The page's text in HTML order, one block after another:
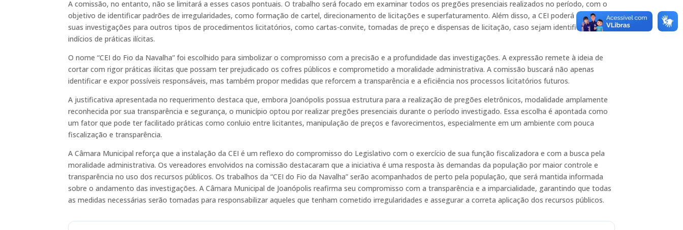
A comissão, no entanto, não se limitará a esses casos pontuais. O trabalho será focado em examinar todos os pregões presenciais realizados no período, com o
objetivo de identificar padrões de irregularidades, como formação de cartel, direcionamento de licitações e superfaturamento. Além disso, a CEI poderá expandir
suas investigações para outros tipos de procedimentos licitatórios, como cartas-convite, tomadas de preço e dispensas de licitação, caso sejam identificados
indícios de práticas ilícitas.
O nome “CEI do Fio da Navalha” foi escolhido para simbolizar o compromisso com a precisão e a profundidade das investigações. A expressão remete à ideia de
cortar com rigor práticas ilícitas que possam ter prejudicado os cofres públicos e comprometido a moralidade administrativa. A comissão buscará não apenas
identificar e expor possíveis responsáveis, mas também propor medidas que reforcem a transparência e a eficiência nos processos licitatórios futuros.
A justificativa apresentada no requerimento destaca que, embora Joanópolis possua estrutura para a realização de pregões eletrônicos, modalidade amplamente
reconhecida por sua transparência e segurança, o município optou por realizar pregões presenciais durante o período investigado. Essa escolha é apontada como
um fator que pode ter facilitado práticas como conluio entre licitantes, manipulação de preços e favorecimentos, especialmente em um ambiente com pouca
fiscalização e transparência.
A Câmara Municipal reforça que a instalação da CEI é um reflexo do compromisso do Legislativo com o exercício de sua função fiscalizadora e com a busca pela
moralidade administrativa. Os vereadores envolvidos na comissão destacaram que a iniciativa é uma resposta às demandas da população por maior controle e
transparência no uso dos recursos públicos. Os trabalhos da “CEI do Fio da Navalha” serão acompanhados de perto pela população, que será mantida informada
sobre o andamento das investigações. A Câmara Municipal de Joanópolis reafirma seu compromisso com a transparência e a imparcialidade, garantindo que todas
as medidas necessárias serão tomadas para responsabilizar aqueles que tenham cometido irregularidades e assegurar a correta aplicação dos recursos públicos.